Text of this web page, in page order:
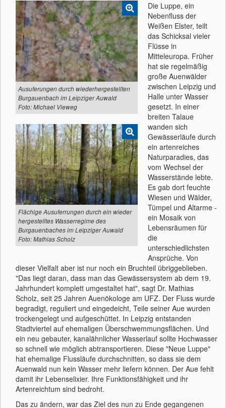
Ausuferungen durch wiederhergestellten
Burgauenbach im Leipziger Auwald
Foto: Michael Vieweg
Flächige Ausuferrungen durch ein wieder
hergestelltes Wasserregime des
Burgauenbaches im Leipziger Auwald
Foto: Mathias Scholz
Die Luppe, ein
Nebenfluss der
Weißen Elster, teilt
das Schicksal vieler
Flüsse in
Mitteleuropa. Früher
hat sie regelmäßig
große Auenwälder
zwischen Leipzig und
Halle unter Wasser
gesetzt. In einer
breiten Talaue
wanden sich
Gewässerläufe durch
ein artenreiches
Naturparadies, das
vom Wechsel der
Wasserstände lebte.
Es gab dort feuchte
Wiesen und Wälder,
Tümpel und Altarme -
ein Mosaik von
Lebensräumen für
die
unterschiedlichsten
Ansprüche. Von
dieser Vielfalt aber ist nur noch ein Bruchteil übriggeblieben.
"Das liegt daran, dass man das Gewässersystem ab dem 19.
Jahrhundert komplett umgestaltet hat", sagt Dr. Mathias
Scholz, seit 25 Jahren Auenökologe am UFZ. Der Fluss wurde
begradigt, reguliert und eingedeicht, Teile seiner Aue wurden
trockengelegt und aufgeschüttet. In Leipzig entstanden
Stadtviertel auf ehemaligen Überschwemmungsflächen. Und
ein neu gebauter, kanalähnlicher Wasserlauf sollte Hochwasser
so schnell wie möglich abtransportieren. Diese "Neue Luppe"
hat ehemalige Flussläufe durchschnitten, so dass sie dem
Auenwald nun kein Wasser mehr liefern können. Der Aue fehlt
damit ihr Lebenselixier. Ihre Funktionsfähigkeit und ihr
Artenreichtum sind bedroht.
Das zu ändern, war das Ziel des nun zu Ende gegangenen